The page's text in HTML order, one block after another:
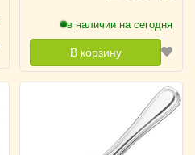
в наличии на сегодня
В корзину